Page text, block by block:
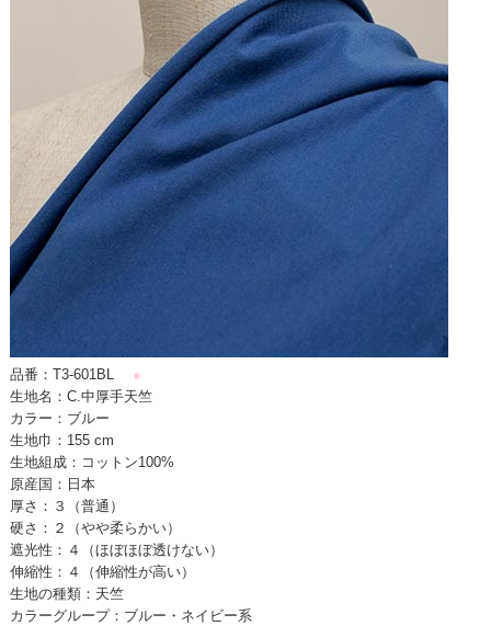
品番：T3-601BL●
生地名：C.中厚手天竺
カラー：ブルー
生地巾：155 cm
生地組成：コットン100%
原産国：日本
厚さ：３（普通）
硬さ：２（やや柔らかい）
遮光性：４（ほぼほぼ透けない）
伸縮性：４（伸縮性が高い）
生地の種類：天竺
カラーグループ：ブルー・ネイビー系